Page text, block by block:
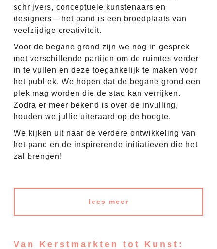
schrijvers, conceptuele kunstenaars en
designers – het pand is een broedplaats van
veelzijdige creativiteit.
Voor de begane grond zijn we nog in gesprek
met verschillende partijen om de ruimtes verder
in te vullen en deze toegankelijk te maken voor
het publiek. We hopen dat de begane grond een
plek mag worden die de stad kan verrijken.
Zodra er meer bekend is over de invulling,
houden we jullie uiteraard op de hoogte.
We kijken uit naar de verdere ontwikkeling van
het pand en de inspirerende initiatieven die het
zal brengen!
lees meer
Van Kerstmarkten tot Kunst: